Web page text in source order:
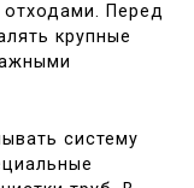
Перед
крупные
систему